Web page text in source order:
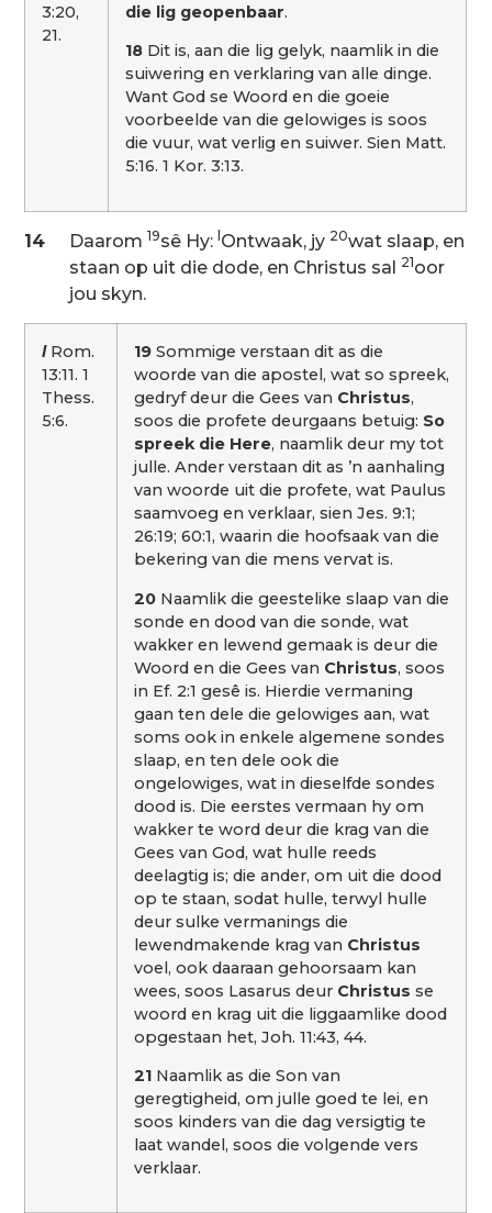
3:20,
21.
die lig geopenbaar.
18 Dit is, aan die lig gelyk, naamlik in die
suiwering en verklaring van alle dinge.
Want God se Woord en die goeie
voorbeelde van die gelowiges is soos
die vuur, wat verlig en suiwer. Sien Matt.
5:16. 1 Kor. 3:13.
14 Daarom 19sê Hy: lOntwaak, jy 20wat slaap, en
staan op uit die dode, en Christus sal 21oor
jou skyn.
lRom.
13:11. 1
Thess.
5:6.
19 Sommige verstaan dit as die
woorde van die apostel, wat so spreek,
gedryf deur die Gees van Christus,
soos die profete deurgaans betuig: So
spreek die Here, naamlik deur my tot
julle. Ander verstaan dit as ’n aanhaling
van woorde uit die profete, wat Paulus
saamvoeg en verklaar, sien Jes. 9:1;
26:19; 60:1, waarin die hoofsaak van die
bekering van die mens vervat is.
20 Naamlik die geestelike slaap van die
sonde en dood van die sonde, wat
wakker en lewend gemaak is deur die
Woord en die Gees van Christus, soos
in Ef. 2:1 gesê is. Hierdie vermaning
gaan ten dele die gelowiges aan, wat
soms ook in enkele algemene sondes
slaap, en ten dele ook die
ongelowiges, wat in dieselfde sondes
dood is. Die eerstes vermaan hy om
wakker te word deur die krag van die
Gees van God, wat hulle reeds
deelagtig is; die ander, om uit die dood
op te staan, sodat hulle, terwyl hulle
deur sulke vermanings die
lewendmakende krag van Christus
voel, ook daaraan gehoorsaam kan
wees, soos Lasarus deur Christus se
woord en krag uit die liggaamlike dood
opgestaan het, Joh. 11:43, 44.
21 Naamlik as die Son van
geregtigheid, om julle goed te lei, en
soos kinders van die dag versigtig te
laat wandel, soos die volgende vers
verklaar.